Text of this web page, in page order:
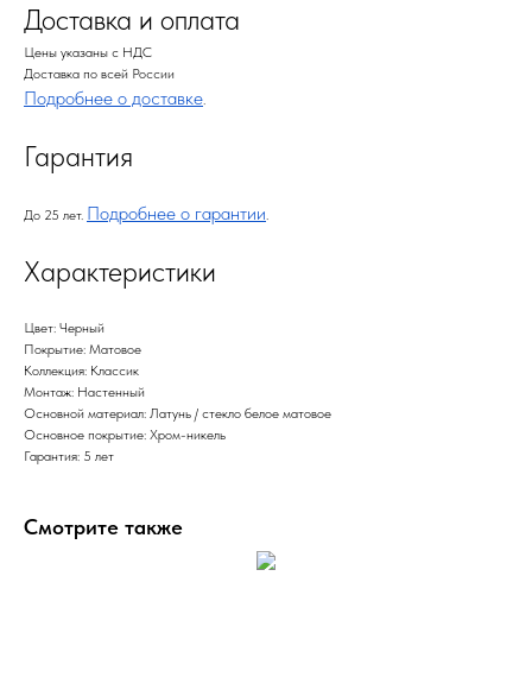
Доставка и оплата
Цены указаны с НДС
Доставка по всей России
Подробнее о доставке.
Гарантия
До 25 лет. Подробнее о гарантии.
Характеристики
Цвет: Черный
Покрытие: Матовое
Коллекция: Классик
Монтаж: Настенный
Основной материал: Латунь / стекло белое матовое
Основное покрытие: Хром-никель
Гарантия: 5 лет
Смотрите также